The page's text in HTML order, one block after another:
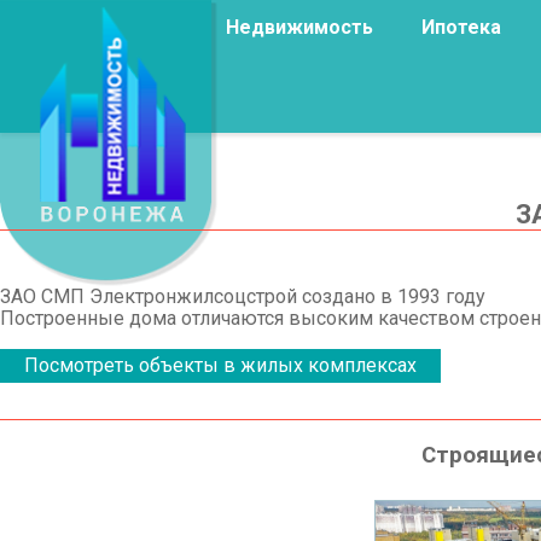
Недвижимость Ипотека
ЗАО СМП Электронжилсоцстрой создано в 1993 году
Построенные дома отличаются высоким качеством
Посмотреть объекты в жилых комплексах